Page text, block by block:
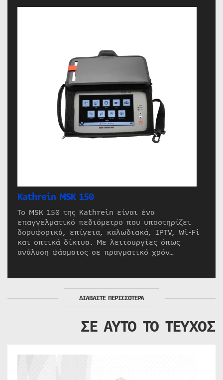
Kathrein MSK 150
Το MSK 150 της Kathrein είναι ένα
επαγγελματικό πεδιόμετρο που υποστηρίζει
δορυφορικά, επίγεια, καλωδιακά, IPTV, Wi-Fi
και οπτικά δίκτυα. Με λειτουργίες όπως
ανάλυση φάσματος σε πραγματικό χρόν…
ΔΙΑΒΑΣΤΕ ΠΕΡΙΣΣΟΤΕΡΑ
ΣΕ ΑΥΤΟ ΤΟ ΤΕΥΧΟΣ